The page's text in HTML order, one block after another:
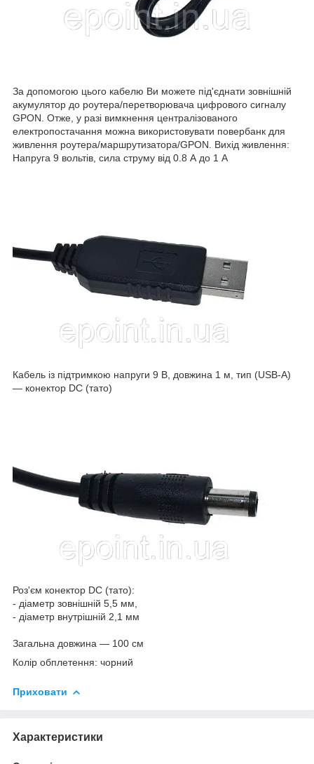
За допомогою цього кабелю Ви можете під'єднати зовнішній
акумулятор до роутера/перетворювача цифрового сигналу
GPON. Отже, у разі вимкнення централізованого
електропостачання можна використовувати повербанк для
живлення роутера/маршрутизатора/GPON. Вихід живлення:
Напруга 9 вольтів, сила струму від 0.8 А до 1 А
Кабель із підтримкою напруги 9 В, довжина 1 м, тип (USB-A)
— конектор DC (тато)
Роз'єм конектор DC (тато):
- діаметр зовнішній 5,5 мм,
- діаметр внутрішній 2,1 мм
Загальна довжина — 100 см
Колір обплетення: чорний
Приховати
Характеристики